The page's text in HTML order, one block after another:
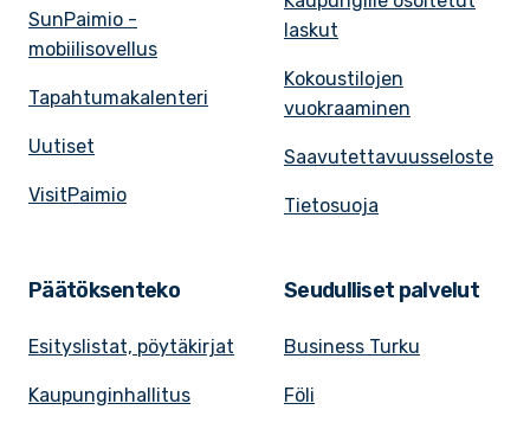
SunPaimio -
mobiilisovellus
Tapahtumakalenteri
Uutiset
VisitPaimio
laskut
Kokoustilojen
vuokraaminen
Saavutettavuusseloste
Tietosuoja
Päätöksenteko
Esityslistat, pöytäkirjat
Kaupunginhallitus
Seudulliset palvelut
Business Turku
Föli